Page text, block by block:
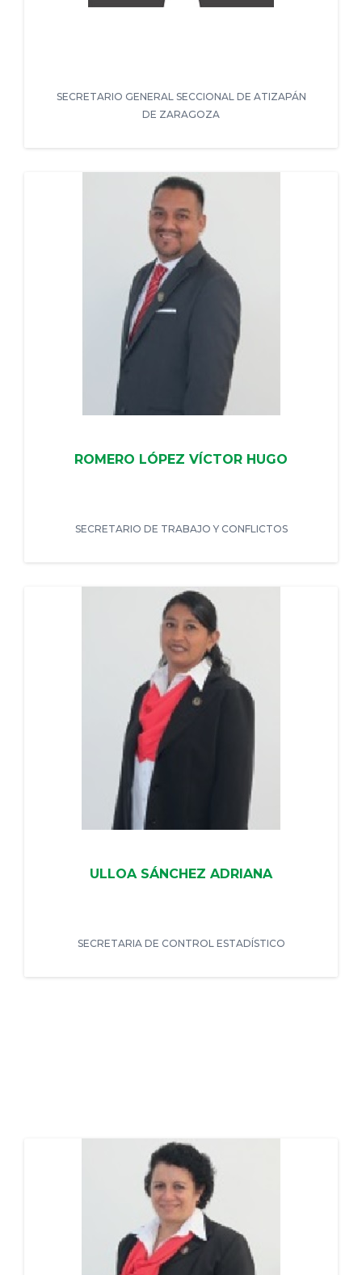
SECRETARIO GENERAL SECCIONAL DE ATIZAPÁN
DE ZARAGOZA
ROMERO LÓPEZ VÍCTOR HUGO
SECRETARIO DE TRABAJO Y CONFLICTOS
ULLOA SÁNCHEZ ADRIANA
SECRETARIA DE CONTROL ESTADÍSTICO